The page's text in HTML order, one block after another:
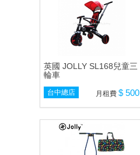
英國 JOLLY SL168兒童三
輪車
台中總店 月租費 $ 500